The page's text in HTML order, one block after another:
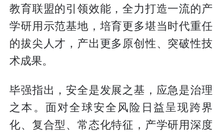
教育联盟的引领效能，全力打造一流的产
学研用示范基地，培育更多堪当时代重任
的拔尖人才，产出更多原创性、突破性技
术成果。
毕强指出，安全是发展之基，应急是治理
之本。面对全球安全风险日益呈现跨界
化、复合型、常态化特征，产学研用深度